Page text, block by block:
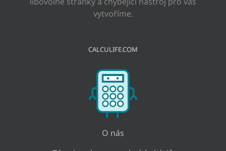
vytvoříme.
CALCULIFE.COM
O nás